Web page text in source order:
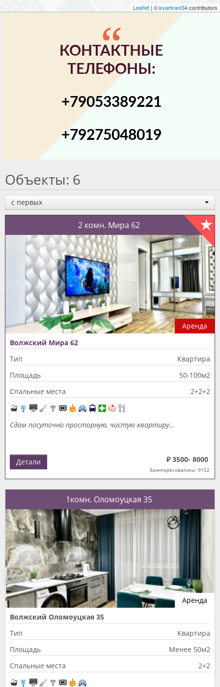
Leaflet | ©kvartirant34contributors
КОНТАКТНЫЕ
ТЕЛЕФОНЫ:
+79053389221
+79275048019
Объекты: 6
с первых
2 комн. Мира 62
Аренда
Волжский Мира 62
Тип
Квартира
Площадь
50-100м2
Спальные места
2+2+2
Сдам посуточно просторную, чистую квартиру…
₽ 3500- 8000
Заинтересовались: 9152
Детали
1комн. Оломоуцкая 35
Аренда
Волжский Оломоуцкая 35
Тип
Квартира
Площадь
Менее 50м2
Спальные места
2+2